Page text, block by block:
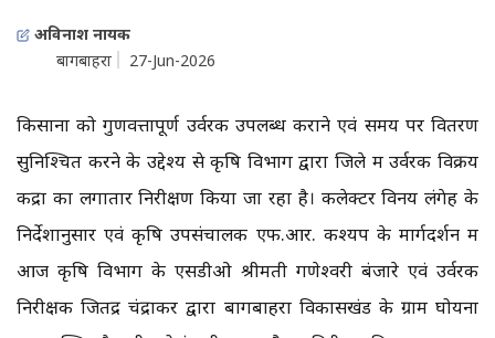
अविनाश नायक
बागबाहरा
27-Jun-2026
किसानों को गुणवत्तापूर्ण उर्वरक उपलब्ध कराने एवं समय पर वितरण
सुनिश्चित करने के उद्देश्य से कृषि विभाग द्वारा जिले में उर्वरक विक्रय
केंद्रों का लगातार निरीक्षण किया जा रहा है। कलेक्टर विनय लंगेह के
निर्देशानुसार एवं कृषि उपसंचालक एफ.आर. कश्यप के मार्गदर्शन में
आज कृषि विभाग के एसडीओ श्रीमती गणेश्वरी बंजारे एवं उर्वरक
निरीक्षक जितेंद्र चंद्राकर द्वारा बागबाहरा विकासखंड के ग्राम घोयना